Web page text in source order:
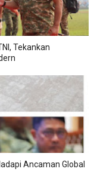
Tekankan
Ancaman Global